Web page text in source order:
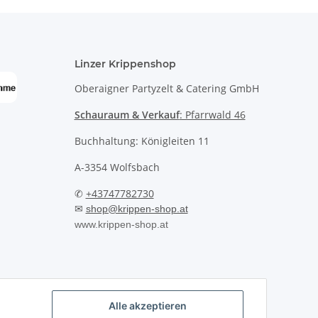
Alle akzeptieren
Linzer Krippenshop
Oberaigner Partyzelt & Catering GmbH
Schauraum & Verkauf: Pfarrwald 46
Buchhaltung: Königleiten 11
A-3354 Wolfsbach
✆ +43747782730
✉ shop@krippen-shop.at
www.krippen-shop.at